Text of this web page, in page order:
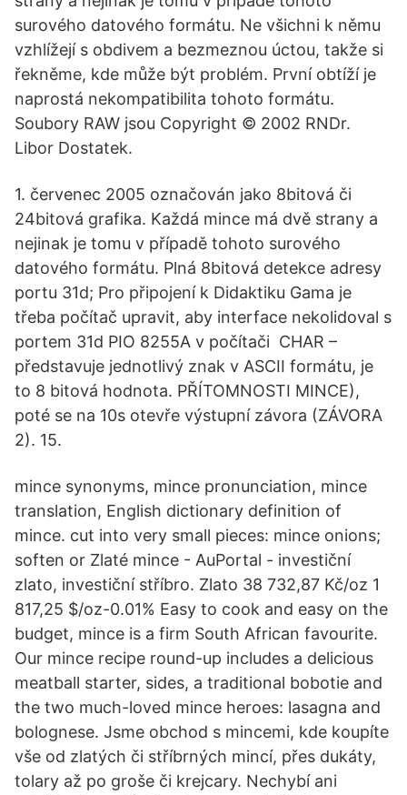
surového datového formátu. Ne všichni k němu
vzhlížejí s obdivem a bezmeznou úctou, takže si
řekněme, kde může být problém. První obtíží je
naprostá nekompatibilita tohoto formátu.
Soubory RAW jsou Copyright © 2002 RNDr.
Libor Dostatek.
1. červenec 2005 označován jako 8bitová či
24bitová grafika. Každá mince má dvě strany a
nejinak je tomu v případě tohoto surového
datového formátu. Plná 8bitová detekce adresy
portu 31d; Pro připojení k Didaktiku Gama je
třeba počítač upravit, aby interface nekolidoval s
portem 31d PIO 8255A v počítači CHAR –
představuje jednotlivý znak v ASCII formátu, je
to 8 bitová hodnota. PŘÍTOMNOSTI MINCE),
poté se na 10s otevře výstupní závora (ZÁVORA
2). 15.
mince synonyms, mince pronunciation, mince
translation, English dictionary definition of
mince. cut into very small pieces: mince onions;
soften or Zlaté mince - AuPortal - investiční
zlato, investiční stříbro. Zlato 38 732,87 Kč/oz 1
817,25 $/oz-0.01% Easy to cook and easy on the
budget, mince is a firm South African favourite.
Our mince recipe round-up includes a delicious
meatball starter, sides, a traditional bobotie and
the two much-loved mince heroes: lasagna and
bolognese. Jsme obchod s mincemi, kde koupíte
vše od zlatých či stříbrných mincí, přes dukáty,
tolary až po groše či krejcary. Nechybí ani